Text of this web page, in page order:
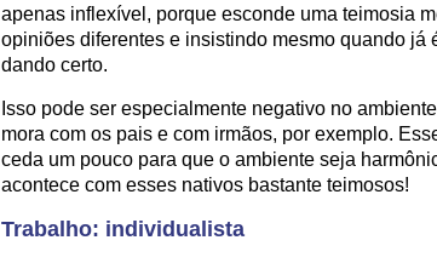
apenas inflexível, porque esconde uma teimosia
opiniões diferentes e insistindo mesmo quando já
dando certo.
Isso pode ser especialmente negativo no
mora com os pais e com irmãos, por exemplo.
ceda um pouco para que o ambiente seja
acontece com esses nativos bastante teimosos!
Trabalho: individualista